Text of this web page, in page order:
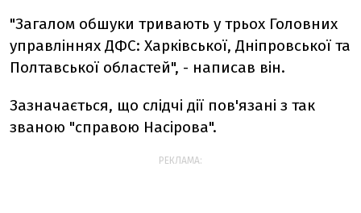
"Загалом обшуки тривають у трьох Головних
управліннях ДФС: Харківської, Дніпровської та
Полтавської областей", - написав він.
Зазначається, що слідчі дії пов'язані з так
званою "справою Насірова".
РЕКЛАМА: